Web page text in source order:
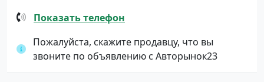
Показать телефон
Пожалуйста, скажите продавцу, что вы
звоните по объявлению с Авторынок23